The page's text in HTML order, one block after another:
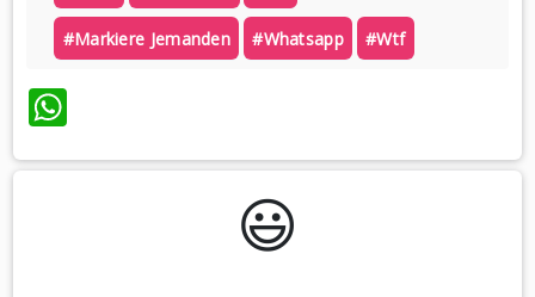
#markiere Jemanden #whatsapp #wtf
WhatsApp
😃️